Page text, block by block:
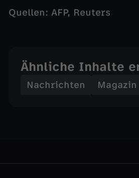
Quellen: AFP, Reuters
Ähnliche Inhalte
Nachrichten Magazin